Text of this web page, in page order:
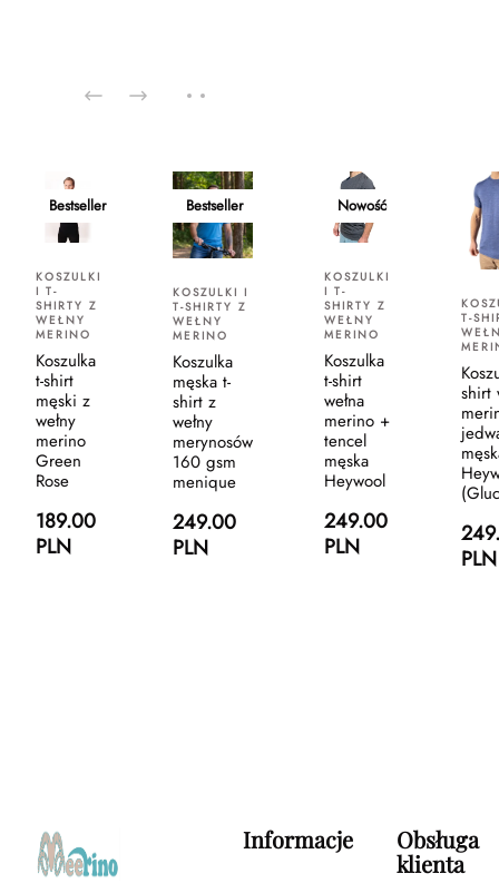
Bestseller
KOSZULKI
I T-
SHIRTY Z
WEŁNY
MERINO
Koszulka
t-shirt
męski z
wełny
merino
Green
Rose
189.00
PLN
Bestseller
KOSZULKI I
T-SHIRTY Z
WEŁNY
MERINO
Koszulka
męska t-
shirt z
wełny
merynosów
160 gsm
menique
249.00
PLN
Nowość
KOSZULKI
I T-
SHIRTY Z
WEŁNY
MERINO
Koszulka
t-shirt
wełna
merino +
tencel
męska
Heywool
249.00
PLN
T-
shirt
PLN
Informacje
Obsługa
klienta